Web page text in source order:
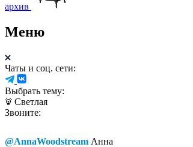
архив
Меню
Чаты и соц. сети:
Выбрать тему:
Светлая
Звоните:
@AnnaWoodstream Анна